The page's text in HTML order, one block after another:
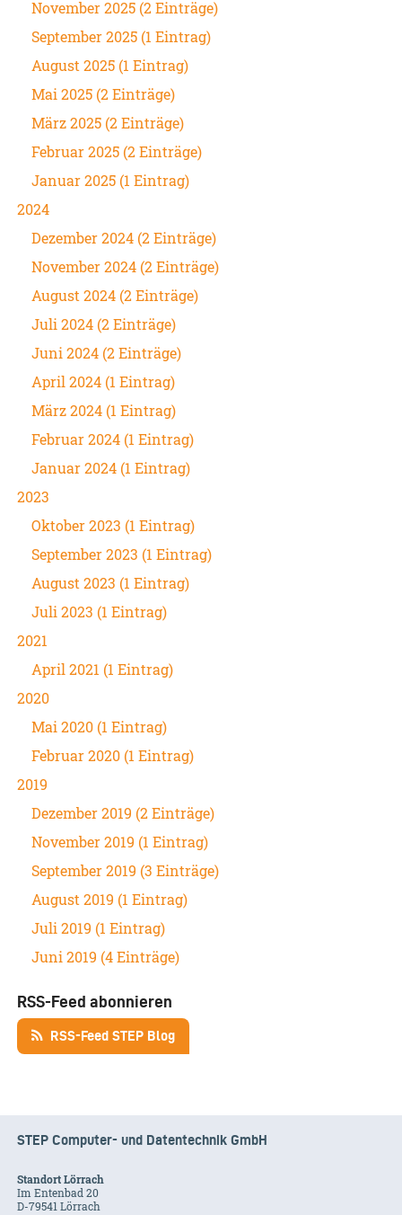
November 2025 (2 Einträge)
September 2025 (1 Eintrag)
August 2025 (1 Eintrag)
Mai 2025 (2 Einträge)
März 2025 (2 Einträge)
Februar 2025 (2 Einträge)
Januar 2025 (1 Eintrag)
2024
Dezember 2024 (2 Einträge)
November 2024 (2 Einträge)
August 2024 (2 Einträge)
Juli 2024 (2 Einträge)
Juni 2024 (2 Einträge)
April 2024 (1 Eintrag)
März 2024 (1 Eintrag)
Februar 2024 (1 Eintrag)
Januar 2024 (1 Eintrag)
2023
Oktober 2023 (1 Eintrag)
September 2023 (1 Eintrag)
August 2023 (1 Eintrag)
Juli 2023 (1 Eintrag)
2021
April 2021 (1 Eintrag)
2020
Mai 2020 (1 Eintrag)
Februar 2020 (1 Eintrag)
2019
Dezember 2019 (2 Einträge)
November 2019 (1 Eintrag)
September 2019 (3 Einträge)
August 2019 (1 Eintrag)
Juli 2019 (1 Eintrag)
Juni 2019 (4 Einträge)
RSS-Feed abonnieren
RSS-Feed STEP Blog
STEP Computer- und Datentechnik GmbH
Standort Lörrach
Im Entenbad 20
D-79541 Lörrach